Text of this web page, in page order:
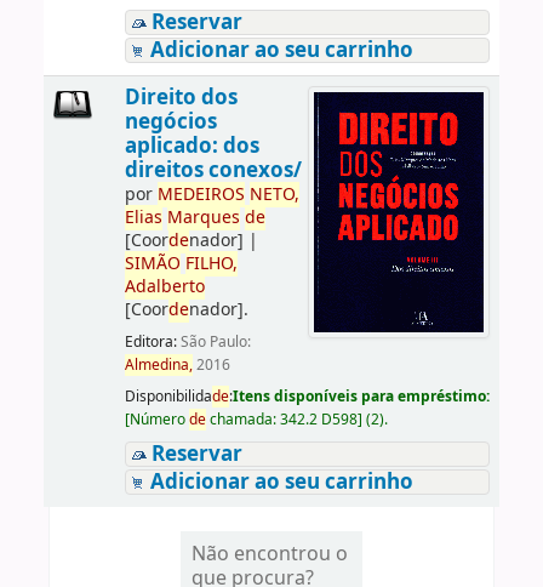
Reservar
Adicionar ao seu carrinho
Direito dos
negócios
aplicado: dos
direitos conexos/
por MEDEIROS NETO,
Elias Marques de
[Coordenador] |
SIMÃO FILHO,
Adalberto
[Coordenador].
Editora:São Paulo:
Almedina,2016
Disponibilidade:Itens disponíveis para empréstimo:
[Númerodechamada:342.2 D598] (2).
Reservar
Adicionar ao seu carrinho
Não encontrou o
que procura?